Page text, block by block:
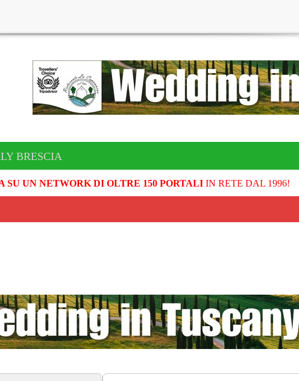
BRESCIA
SU UN NETWORK DI OLTRE 150 PORTALIIN RETE DAL 1996!